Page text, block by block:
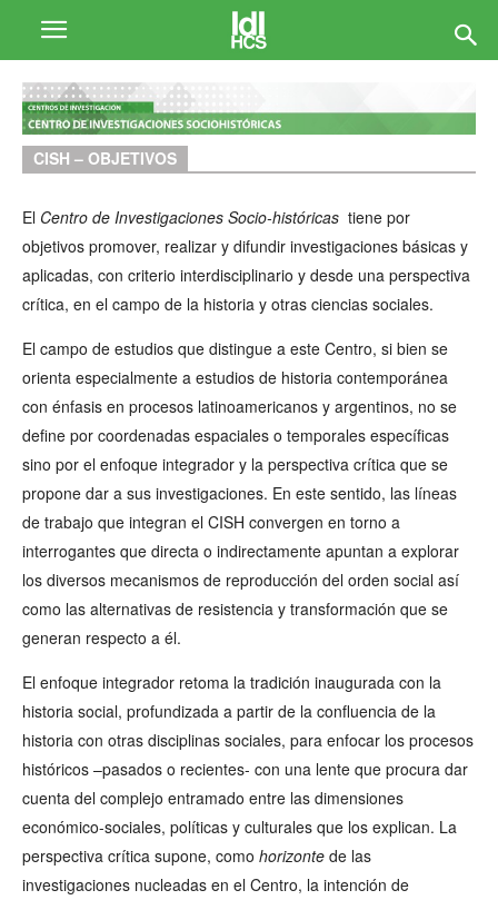
CISH – OBJETIVOS
El Centro de Investigaciones Socio-históricas tiene por
objetivos promover, realizar y difundir investigaciones básicas y
aplicadas, con criterio interdisciplinario y desde una perspectiva
crítica, en el campo de la historia y otras ciencias sociales.
El campo de estudios que distingue a este Centro, si bien se
orienta especialmente a estudios de historia contemporánea
con énfasis en procesos latinoamericanos y argentinos, no se
define por coordenadas espaciales o temporales específicas
sino por el enfoque integrador y la perspectiva crítica que se
propone dar a sus investigaciones. En este sentido, las líneas
de trabajo que integran el CISH convergen en torno a
interrogantes que directa o indirectamente apuntan a explorar
los diversos mecanismos de reproducción del orden social así
como las alternativas de resistencia y transformación que se
generan respecto a él.
El enfoque integrador retoma la tradición inaugurada con la
historia social, profundizada a partir de la confluencia de la
historia con otras disciplinas sociales, para enfocar los procesos
históricos –pasados o recientes- con una lente que procura dar
cuenta del complejo entramado entre las dimensiones
económico-sociales, políticas y culturales que los explican. La
perspectiva crítica supone, como horizonte de las
investigaciones nucleadas en el Centro, la intención de